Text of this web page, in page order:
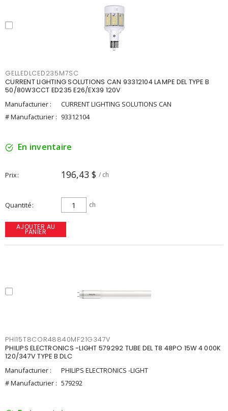
GELLEDLCED235M7SC
CURRENT LIGHTING SOLUTIONS CAN 93312104 LAMPE DEL TYPE B
50/80W3CCT ED235 E26/EX39 120V
Manufacturier :
CURRENT LIGHTING SOLUTIONS CAN
# Manufacturier : 93312104
En inventaire
Prix 196,43 $ / ch
Quantité ch
AJOUTER AU
PANIER
PHI15T8COR48840MF21G347V
PHILIPS ELECTRONICS -LIGHT 579292 TUBE DEL T8 48PO 15W 4 000K
120/347V TYPE B DLC
Manufacturier :
PHILIPS ELECTRONICS -LIGHT
# Manufacturier : 579292